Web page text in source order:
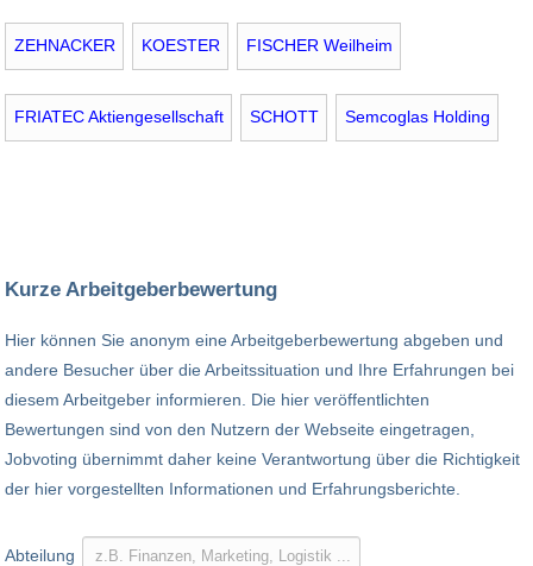
ZEHNACKER KOESTER FISCHER Weilheim
FRIATEC Aktiengesellschaft SCHOTT Semcoglas Holding
Kurze Arbeitgeberbewertung
Hier können Sie anonym eine Arbeitgeberbewertung abgeben und
andere Besucher über die Arbeitssituation und Ihre Erfahrungen bei
diesem Arbeitgeber informieren. Die hier veröffentlichten
Bewertungen sind von den Nutzern der Webseite eingetragen,
Jobvoting übernimmt daher keine Verantwortung über die Richtigkeit
der hier vorgestellten Informationen und Erfahrungsberichte.
Abteilung